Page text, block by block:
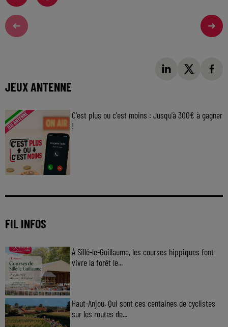
JEUX ANTENNE
C'est plus ou c'est moins : Jusqu'à 300€ à gagner
!
FIL INFOS
À Sillé-le-Guillaume, les courses hippiques font
vivre la forêt le...
Haut-Anjou. Qui sont ces centaines de cyclistes
sur les routes de...